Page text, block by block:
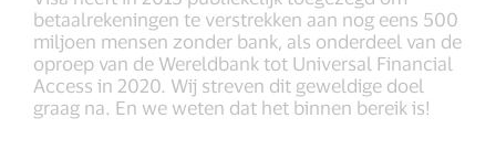
betaalrekeningen te verstrekken aan nog eens 500
miljoen mensen zonder bank, als onderdeel van de
oproep van de Wereldbank tot Universal Financial
Access in 2020. Wij streven dit geweldige doel
graag na. En we weten dat het binnen bereik is!